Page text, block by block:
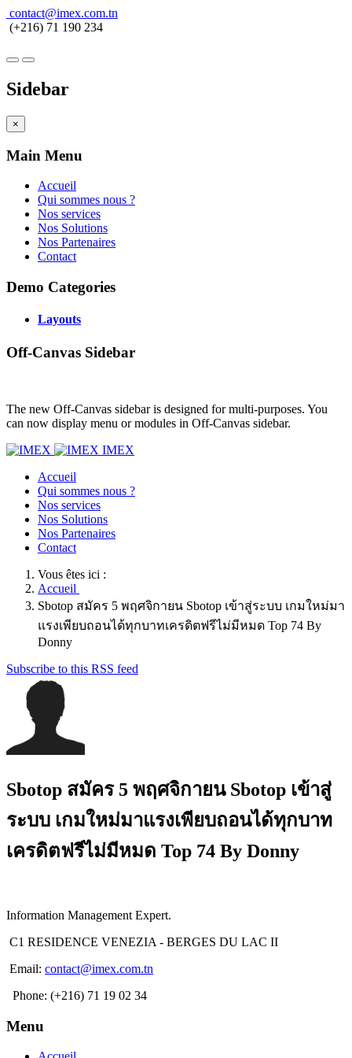
contact@imex.com.tn
(+216) 71 190 234
Sidebar
×
Main Menu
Accueil
Qui sommes nous ?
Nos services
Nos Solutions
Nos Partenaires
Contact
Demo Categories
Layouts
Off-Canvas Sidebar
The new Off-Canvas sidebar is designed for multi-purposes. You
can now display menu or modules in Off-Canvas sidebar.
IMEX
Accueil
Qui sommes nous ?
Nos services
Nos Solutions
Nos Partenaires
Contact
Vous êtes ici :
Accueil
Sbotop สมัคร 5 พฤศจิกายน Sbotop เข้าสู่ระบบ เกมใหม่มา
แรงเพียบถอนได้ทุกบาทเครดิตฟรีไม่มีหมด Top 74 By
Donny
Subscribe to this RSS feed
Sbotop สมัคร 5 พฤศจิกายน Sbotop เข้าสู่
ระบบ เกมใหม่มาแรงเพียบถอนได้ทุกบาท
เครดิตฟรีไม่มีหมด Top 74 By Donny
Information Management Expert.
C1 RESIDENCE VENEZIA - BERGES DU LAC II
Email: contact@imex.com.tn
Phone: (+216) 71 19 02 34
Menu